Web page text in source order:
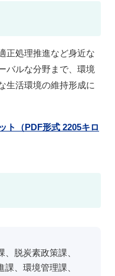
正処理推進など身近な
バルな分野まで、環境
生活環境の維持形成に
ト
（PDF形式 2205キロ
、脱炭素政策課、
課、環境管理課、